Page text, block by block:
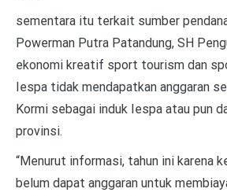
sementara itu terkait sumber
Powerman Putra Patandung, SH
ekonomi kreatif sport tourism dan
Iespa tidak mendapatkan anggaran
Kormi sebagai induk Iespa atau pun
provinsi.
“Menurut informasi, tahun ini karena
belum dapat anggaran untuk